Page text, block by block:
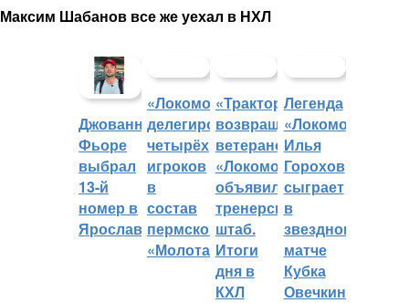
Максим Шабанов все же уехал в НХЛ
Джованни
Фьоре
выбрал
13-й
номер в
Ярославле
«Локомотив»
делегировал
четырёх
игроков
в
состав
пермского
«Молота»
«Трактор»
возвращает
ветеранов,
«Локомотив»
объявил
тренерский
штаб.
Итоги
дня в
КХЛ
Легенда
«Локомотива»
Илья
Горохов
сыграет
в
звездном
матче
Кубка
Овечкина